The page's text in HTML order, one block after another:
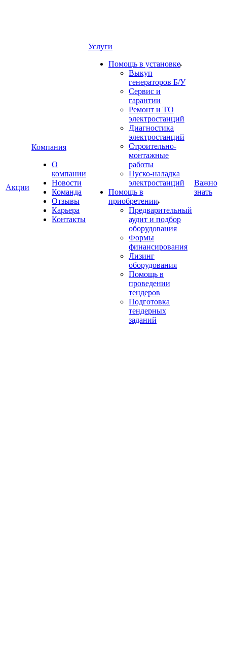
Акции
Компания
О
компании
Новости
Команда
Отзывы
Карьера
Контакты
Услуги
Помощь в установке
Выкуп
генераторов Б/У
Сервис и
гарантии
Ремонт и ТО
электростанций
Диагностика
электростанций
Строительно-
монтажные
работы
Пуско-наладка
электростанций
Помощь в
приобретении
Предварительный
аудит и подбор
оборудования
Формы
финансирования
Лизинг
оборудования
Помощь в
проведении
тендеров
Подготовка
тендерных
заданий
Важно
знать